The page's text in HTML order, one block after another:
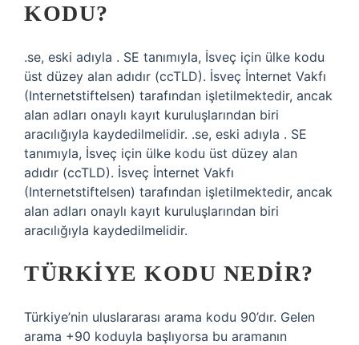
KODU?
.se, eski adıyla . SE tanımıyla, İsveç için ülke kodu
üst düzey alan adıdır (ccTLD). İsveç İnternet Vakfı
(Internetstiftelsen) tarafından işletilmektedir, ancak
alan adları onaylı kayıt kuruluşlarından biri
aracılığıyla kaydedilmelidir. .se, eski adıyla . SE
tanımıyla, İsveç için ülke kodu üst düzey alan
adıdır (ccTLD). İsveç İnternet Vakfı
(Internetstiftelsen) tarafından işletilmektedir, ancak
alan adları onaylı kayıt kuruluşlarından biri
aracılığıyla kaydedilmelidir.
TÜRKIYE KODU NEDIR?
Türkiye’nin uluslararası arama kodu 90’dır. Gelen
arama +90 koduyla başlıyorsa bu aramanın